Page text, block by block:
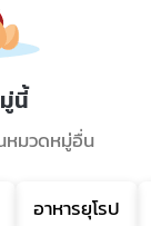
นี้
หมวดหมู่อื่น
อาหารยุโรป